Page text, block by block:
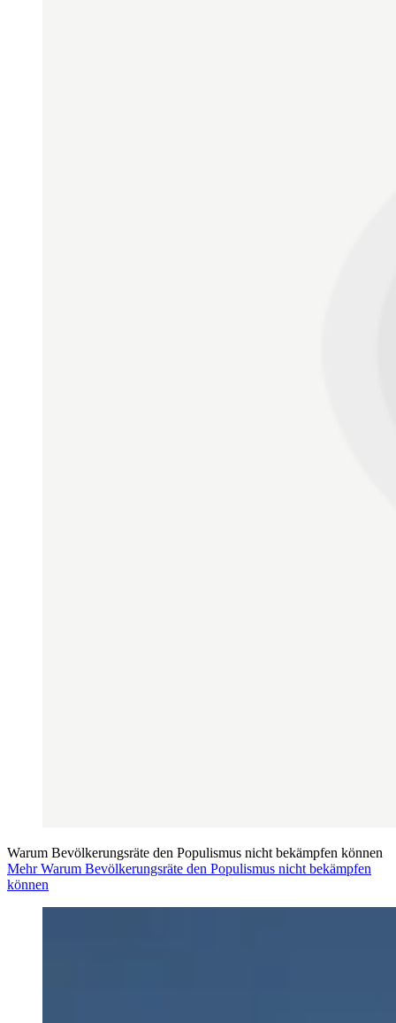
Warum Bevölkerungsräte den Populismus nicht bekämpfen können
Mehr Warum Bevölkerungsräte den Populismus nicht bekämpfen
können